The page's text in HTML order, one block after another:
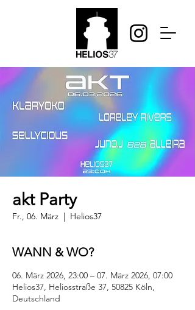
akt Party
Fr., 06. März
  |
Helios37
WANN & WO?
06. März 2026, 23:00 – 07. März 2026, 07:00
Helios37, Heliosstraße 37, 50825 Köln,
Deutschland